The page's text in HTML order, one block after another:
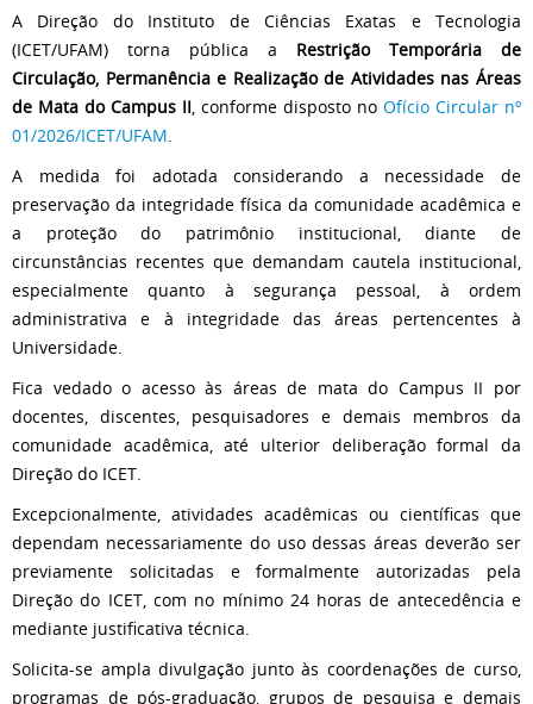
A Direção do Instituto de Ciências Exatas e Tecnologia
(ICET/UFAM) torna pública a Restrição Temporária de
Circulação, Permanência e Realização de Atividades nas Áreas
de Mata do Campus II, conforme disposto no Ofício Circular nº
01/2026/ICET/UFAM.
A medida foi adotada considerando a necessidade de
preservação da integridade física da comunidade acadêmica e
a proteção do patrimônio institucional, diante de
circunstâncias recentes que demandam cautela institucional,
especialmente quanto à segurança pessoal, à ordem
administrativa e à integridade das áreas pertencentes à
Universidade.
Fica vedado o acesso às áreas de mata do Campus II por
docentes, discentes, pesquisadores e demais membros da
comunidade acadêmica, até ulterior deliberação formal da
Direção do ICET.
Excepcionalmente, atividades acadêmicas ou científicas que
dependam necessariamente do uso dessas áreas deverão ser
previamente solicitadas e formalmente autorizadas pela
Direção do ICET, com no mínimo 24 horas de antecedência e
mediante justificativa técnica.
Solicita-se ampla divulgação junto às coordenações de curso,
programas de pós-graduação, grupos de pesquisa e demais